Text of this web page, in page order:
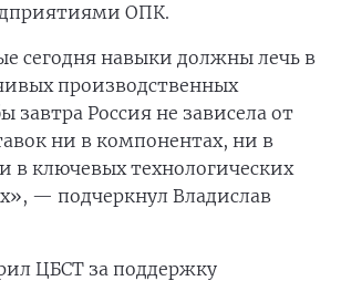
ОПК.
сегодня навыки должны лечь в
производственных
завтра Россия не зависела от
ни в компонентах, ни в
в ключевых технологических
— подчеркнул Владислав
ЦБСТ за поддержку